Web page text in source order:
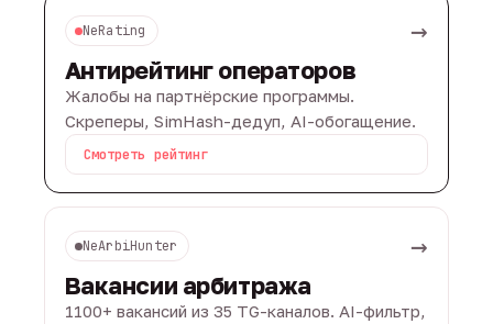
NeRating →
Антирейтинг операторов
Жалобы на партнёрские программы.
Скреперы, SimHash-дедуп, AI-обогащение.
Смотреть рейтинг
NeArbiHunter →
Вакансии арбитража
1100+ вакансий из 35 TG-каналов. AI-фильтр,